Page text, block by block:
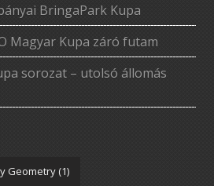
BringaPark Kupa
Magyar Kupa záró futam
sorozat – utolsó állomás
Geometry(1)